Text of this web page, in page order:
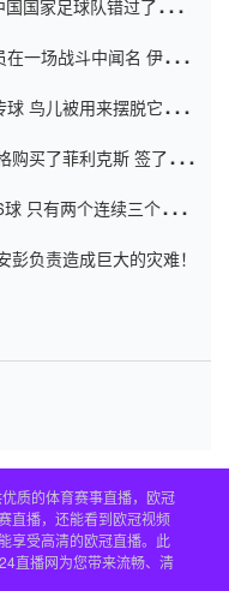
国家足球队错过了世界
一场战斗中闻名 伊万放
鸟儿被用来摆脱它
购买了菲利克斯 签了7年
只有两个连续三个连续
负责造成巨大的灾难！
质的体育赛事直播，欧冠
直播，还能看到欧冠视频
享受高清的欧冠直播。此
直播网为您带来流畅、清